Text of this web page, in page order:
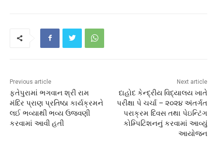
Previous article
ફતેપુરામાં ભગવાન શ્રી રામ
મંદિર પ્રાણ પ્રતિષ્ઠા કાર્યક્રમને
લઈ ભવ્યાથી ભવ્ય ઉજવણી
કરવામાં આવી હતી
Next article
દાહોદ કેન્દ્રીય વિદ્યાલય ખાતે
પરીક્ષા પે ચર્ચા – ૨૦૨૪ અંતર્ગત
પરાક્રમ દિવસ તથા પેઇન્ટિંગ
કોમ્પિટિશનનું કરવામાં આવ્યું
આયોજન